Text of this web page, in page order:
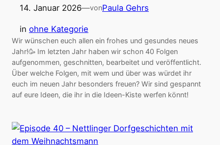
14. Januar 2026—vonPaula Gehrs
in ohne Kategorie
Wir wünschen euch allen ein frohes und gesundes neues
Jahr!🥳 Im letzten Jahr haben wir schon 40 Folgen
aufgenommen, geschnitten, bearbeitet und veröffentlicht.
Über welche Folgen, mit wem und über was würdet ihr
euch im neuen Jahr besonders freuen? Wir sind gespannt
auf eure Ideen, die ihr in die Ideen-Kiste werfen könnt!